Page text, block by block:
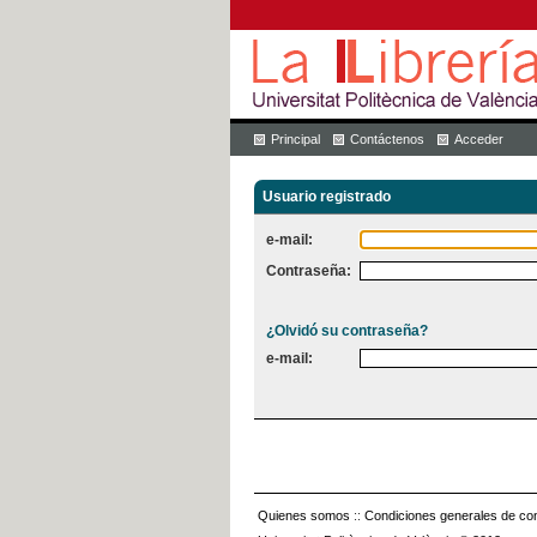
Principal Contáctenos Acceder
Usuario registrado
e-mail:
Contraseña:
¿Olvidó su contraseña?
e-mail:
Quienes somos :: Condiciones generales de